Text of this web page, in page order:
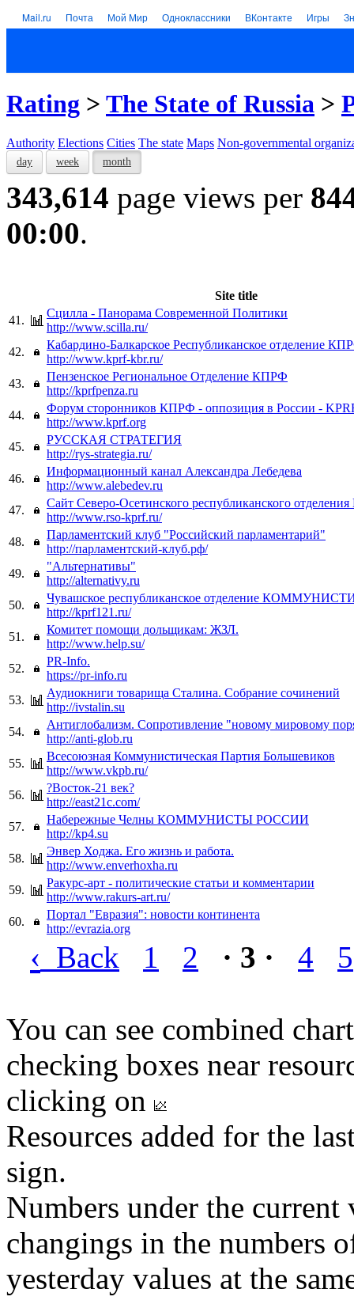
Mail.ru Почта Мой Мир Одноклассники ВКонтакте Игры
Rating > The State of Russia >
Authority Elections Cities The state Maps Non-governmental
day week month
343,614 page views per
00:00.
Site title
41.
Сцилла - Панорама Современной Политики
http://www.scilla.ru/
42.
Кабардино-Балкарское Республиканское отделение
http://www.kprf-kbr.ru/
43.
Пензенское Региональное Отделение КПРФ
http://kprfpenza.ru
44.
Форум сторонников КПРФ - оппозиция в России -
http://www.kprf.org
45.
РУССКАЯ СТРАТЕГИЯ
http://rys-strategia.ru/
46.
Информационный канал Александра Лебедева
http://www.alebedev.ru
47.
Сайт Северо-Осетинского республиканского
http://www.rso-kprf.ru/
48.
Парламентский клуб "Российский парламентарий"
http://парламентский-клуб.рф/
49.
"Альтернативы"
http://alternativy.ru
50.
Чувашское республиканское отделение
http://kprf121.ru/
51.
Комитет помощи дольщикам: ЖЗЛ.
http://www.help.su/
52.
PR-Info.
https://pr-info.ru
53.
Аудиокниги товарища Сталина. Собрание сочинений
http://ivstalin.su
54.
Антиглобализм. Сопротивление "новому мировому
http://anti-glob.ru
55.
Всесоюзная Коммунистическая Партия Большевиков
http://www.vkpb.ru/
56.
?Восток-21 век?
http://east21c.com/
57.
Набережные Челны КОММУНИСТЫ РОССИИ
http://kp4.su
58.
Энвер Ходжа. Его жизнь и работа.
http://www.enverhoxha.ru
59.
Ракурс-арт - политические статьи и комментарии
http://www.rakurs-art.ru/
60.
Портал "Евразия": новости континента
http://evrazia.org
‹ Back 1 2 · 3 · 4 5
You can see combined
checking boxes near
clicking on
Resources added for the
sign.
Numbers under the
changings in the numbers
yesterday values at the